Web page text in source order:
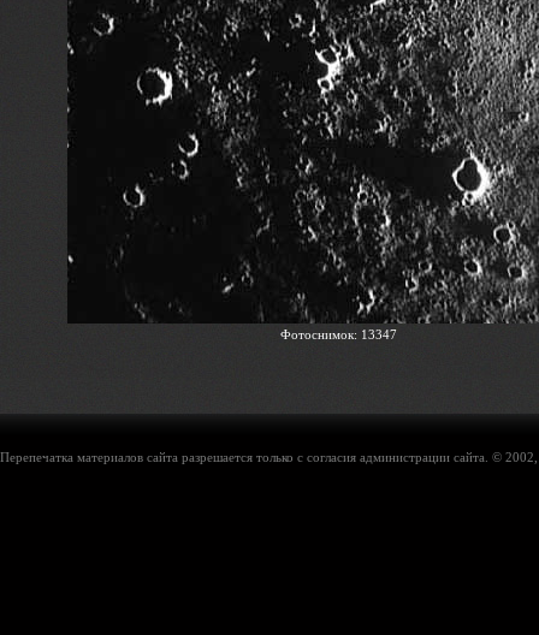
Фотоснимок: 13347
Перепечатка материалов сайта разрешается только с согласия администрации сайта. ©